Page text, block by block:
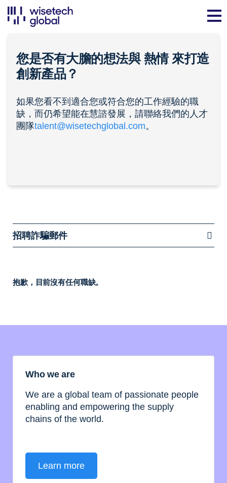
您是否有大膽的想法與 熱情來打造
創新產品？
如果您看不到適合您或符合您的工作經驗的職
缺，而仍希望能在慧諮發展，請聯絡我們的人才
團隊talent@wisetechglobal.com。
招聘詐騙郵件
抱歉，目前沒有任何職缺。
Who we are
We are a global team of passionate people
enabling and empowering the supply
chains of the world.
Learn more